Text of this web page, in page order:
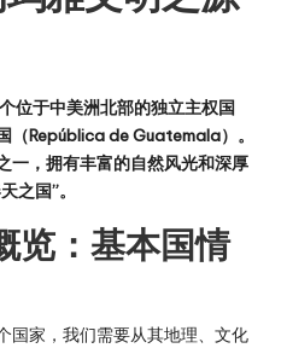
位于中美洲北部的独立主权国
（República de Guatemala）。
一，拥有丰富的自然风光和深厚
之国”。
览：基本国情
国家，我们需要从其地理、文化